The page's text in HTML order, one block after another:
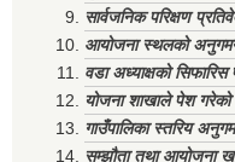
सार्वजनिक परिक्षण
आयोजना स्थलको
वडा अध्याक्षको
योजना शाखाले पेश
गाउँपालिका स्तरिय
सम्झौता तथा आयोजना